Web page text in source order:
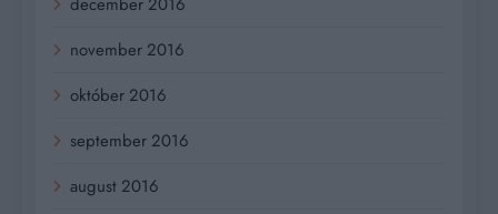
november 2016
október 2016
september 2016
august 2016